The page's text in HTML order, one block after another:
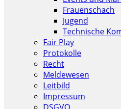
Frauenschach
Jugend
Technische
Fair Play
Protokolle
Recht
Meldewesen
Leitbild
Impressum